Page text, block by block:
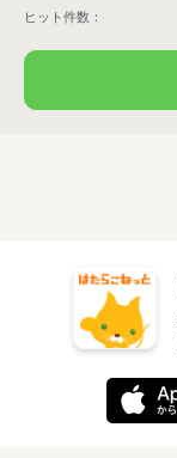
ヒット件数：